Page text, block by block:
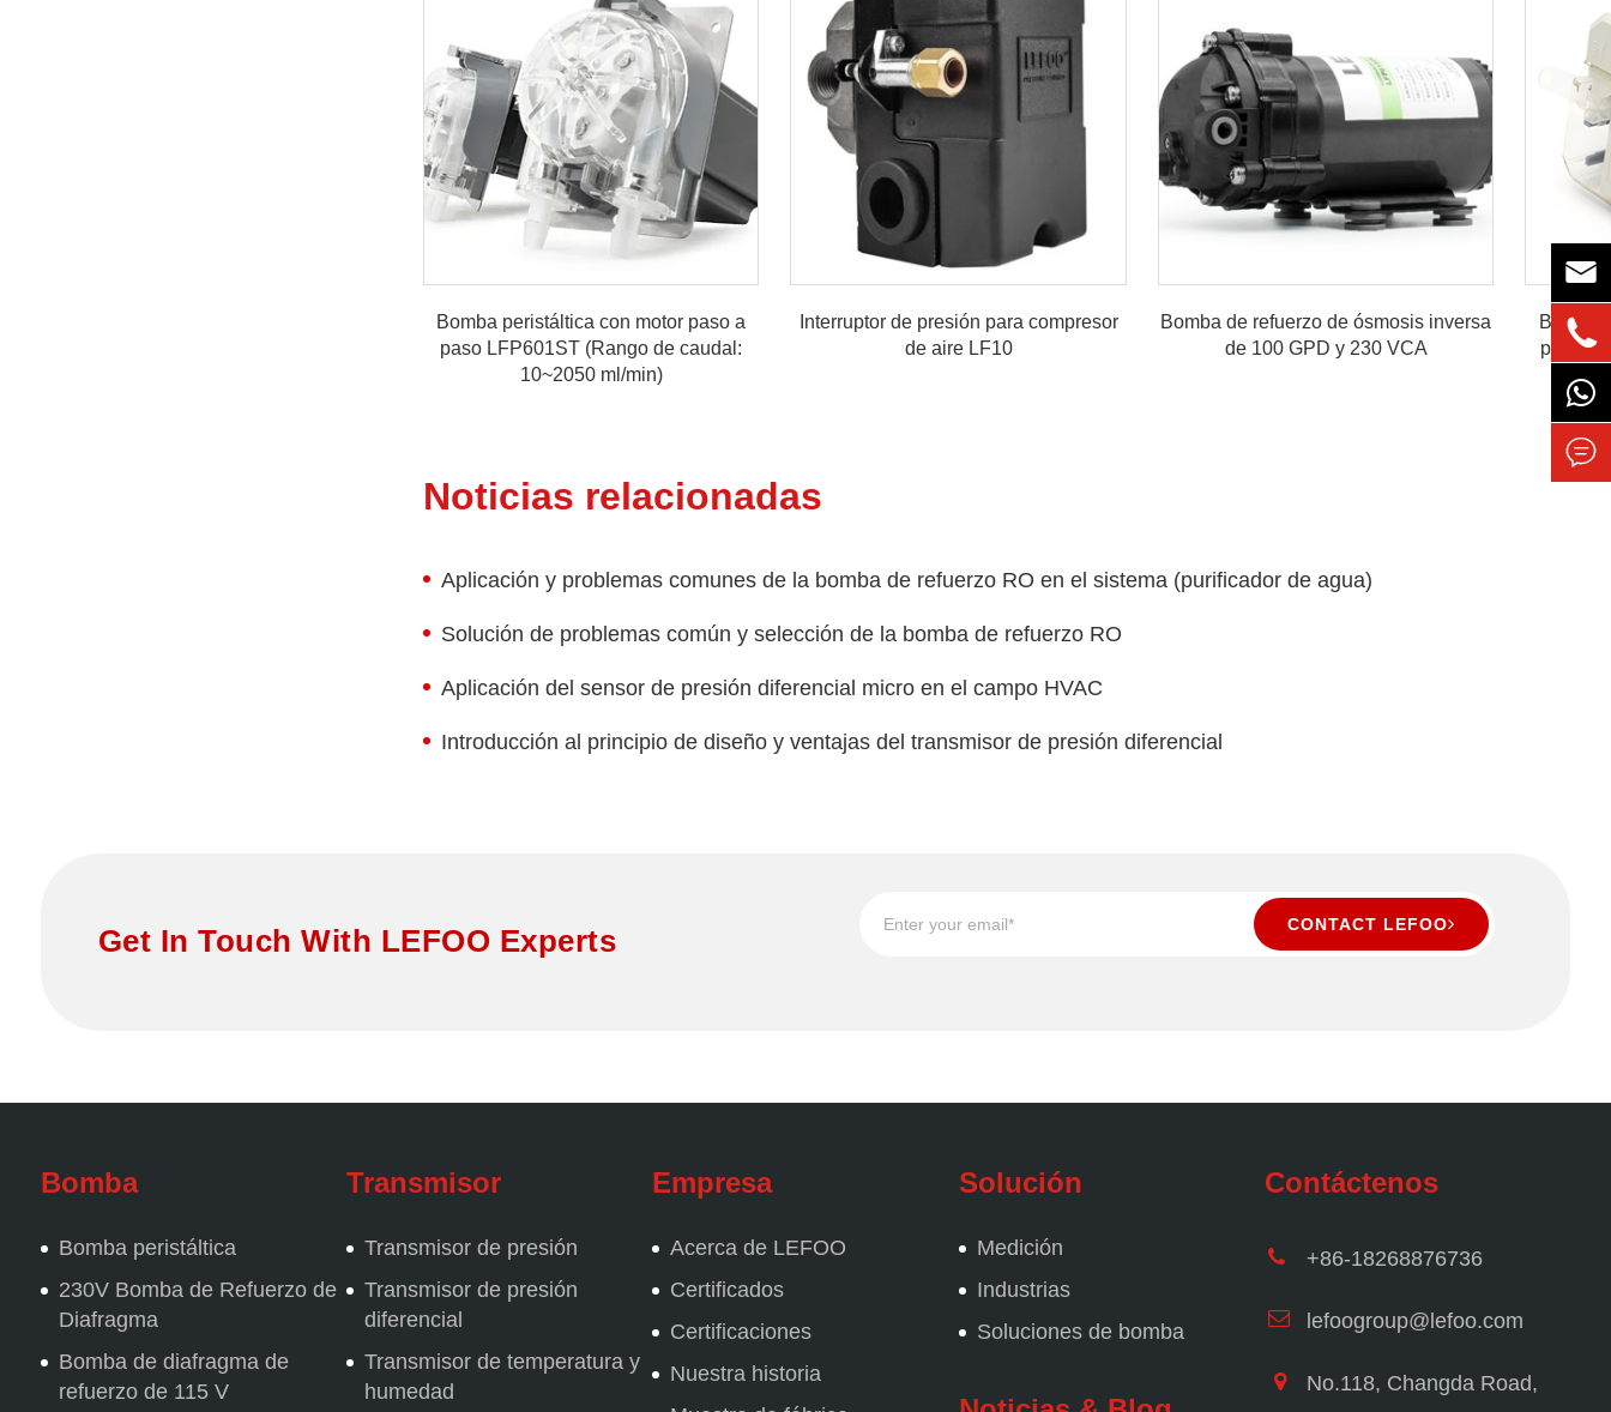
Bomba peristáltica con motor paso a
paso LFP601ST (Rango de caudal:
10~2050 ml/min)
Interruptor de presión para compresor
de aire LF10
Bomba de refuerzo de ósmosis inversa
de 100 GPD y 230 VCA
Bomba
paso
Noticias relacionadas
Aplicación y problemas comunes de la bomba de refuerzo RO en el sistema (purificador de agua)
Solución de problemas común y selección de la bomba de refuerzo RO
Aplicación del sensor de presión diferencial micro en el campo HVAC
Introducción al principio de diseño y ventajas del transmisor de presión diferencial
Get In Touch With LEFOO Experts CONTACT LEFOO
Bomba
Bomba peristáltica
230V Bomba de Refuerzo de
Diafragma
Bomba de diafragma de
refuerzo de 115 V
Transmisor
Transmisor de presión
Transmisor de presión
diferencial
Transmisor de temperatura y
humedad
Empresa
Acerca de LEFOO
Certificados
Certificaciones
Nuestra historia
Solución
Medición
Industrias
Soluciones de bomba
Contáctenos
+86-18268876736
lefoogroup@lefoo.com
No.118, Changda Road,


